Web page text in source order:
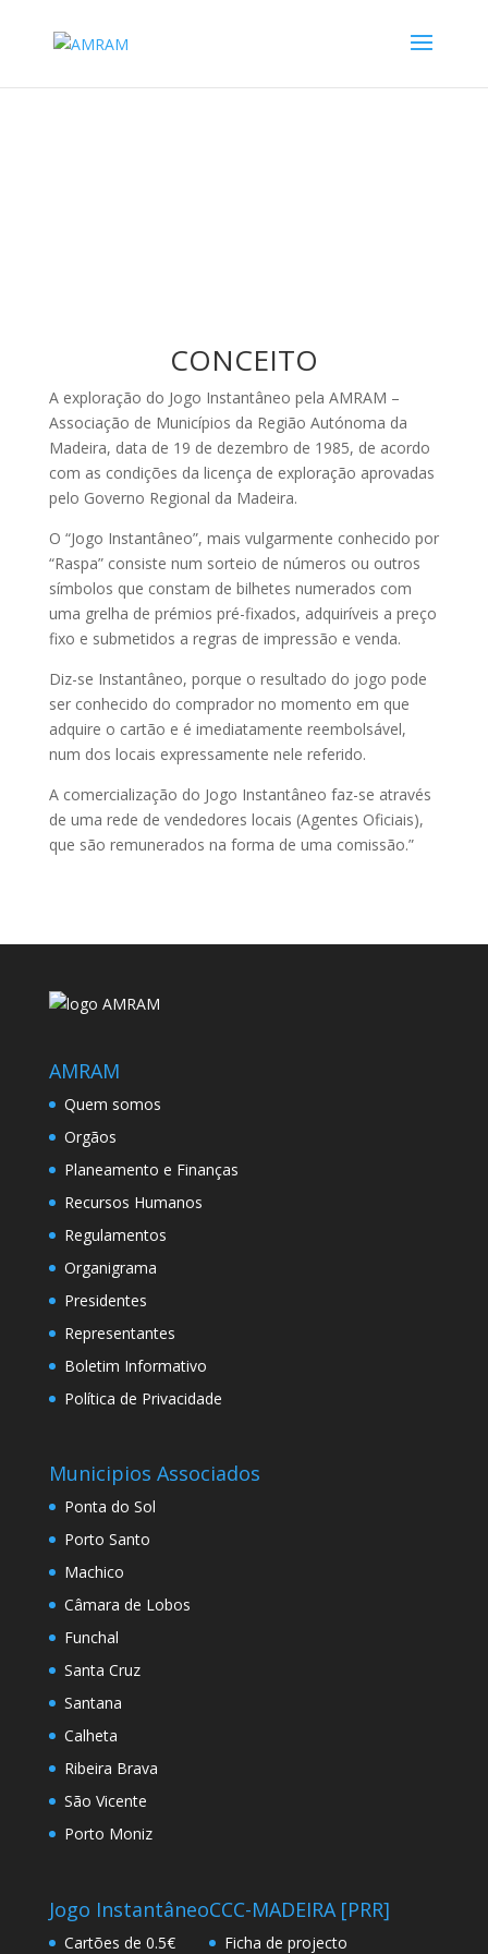
CONCEITO
A exploração do Jogo Instantâneo pela AMRAM –
Associação de Municípios da Região Autónoma da
Madeira, data de 19 de dezembro de 1985, de acordo
com as condições da licença de exploração aprovadas
pelo Governo Regional da Madeira.
O “Jogo Instantâneo”, mais vulgarmente conhecido por
“Raspa” consiste num sorteio de números ou outros
símbolos que constam de bilhetes numerados com
uma grelha de prémios pré-fixados, adquiríveis a preço
fixo e submetidos a regras de impressão e venda.
Diz-se Instantâneo, porque o resultado do jogo pode
ser conhecido do comprador no momento em que
adquire o cartão e é imediatamente reembolsável,
num dos locais expressamente nele referido.
A comercialização do Jogo Instantâneo faz-se através
de uma rede de vendedores locais (Agentes Oficiais),
que são remunerados na forma de uma comissão.”
AMRAM
Quem somos
Orgãos
Planeamento e Finanças
Recursos Humanos
Regulamentos
Organigrama
Presidentes
Representantes
Boletim Informativo
Política de Privacidade
Municipios Associados
Ponta do Sol
Porto Santo
Machico
Câmara de Lobos
Funchal
Santa Cruz
Santana
Calheta
Ribeira Brava
São Vicente
Porto Moniz
Jogo Instantâneo
Cartões de 0.5€
CCC-MADEIRA [PRR]
Ficha de projecto